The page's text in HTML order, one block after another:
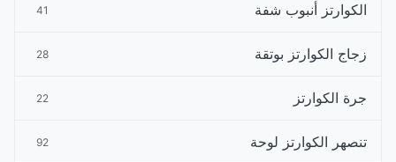
الكوارتز أنبوب شفة 41
زجاج الكوارتز بوتقة 28
جرة الكوارتز 22
تنصهر الكوارتز لوحة 92